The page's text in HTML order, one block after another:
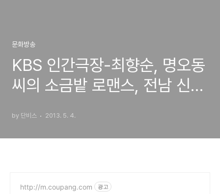
문화방송
KBS 인간극장-최향순, 명오동
씨의 소금밭 로맨스, 전남 신안
야기
by 단비스 2013. 5. 4.
http://m.coupang.com 광고